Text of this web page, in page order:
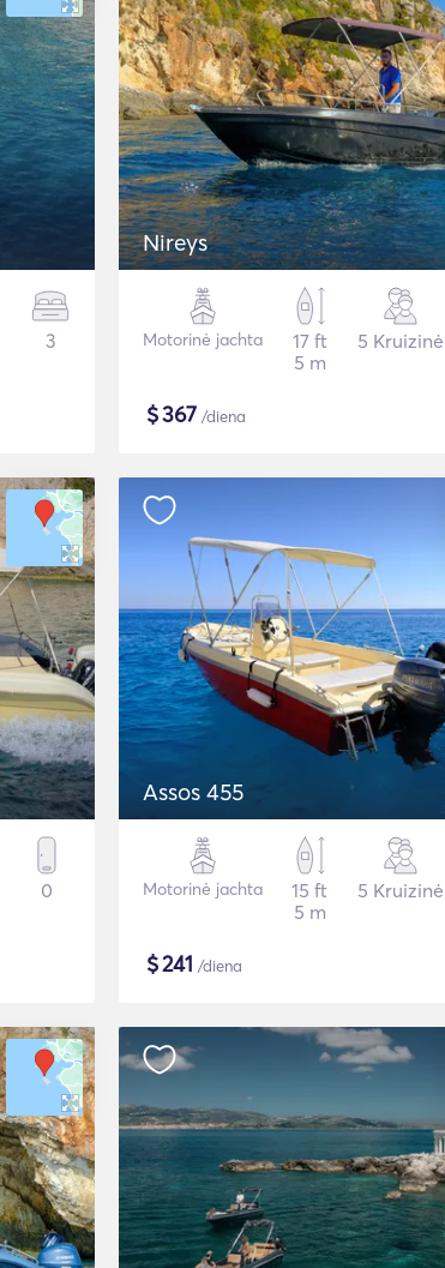
3
Nireys
Motorinė jachta
17 ft
5 m
5 Kruizinė
$367 /diena
0
Assos 455
Motorinė jachta
15 ft
5 m
5 Kruizinė
$241 /diena